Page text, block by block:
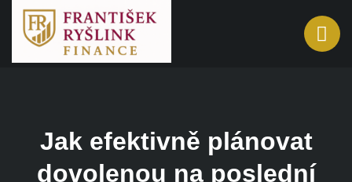
Jak efektivně plánovat
dovolenou na poslední